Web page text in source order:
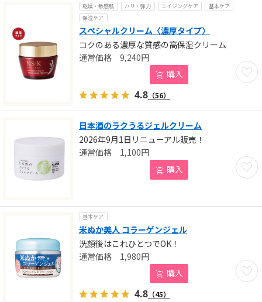
乾燥・敏感肌 ハリ・弾力 エイジングケア
基本ケア
保湿ケア
スペシャルクリーム〈濃厚タイプ〉
コクのある濃厚な質感の高保湿クリーム
お気
9,240円
購入
4.8 （56）
日本酒のラクうるジェルクリーム
2026年9月1日リニューアル販売！
お気
1,100円
購入
基本ケア
米ぬか美人 コラーゲンジェル
洗顔後はこれひとつでOK！
お気
1,980円
購入
4.8 （45）